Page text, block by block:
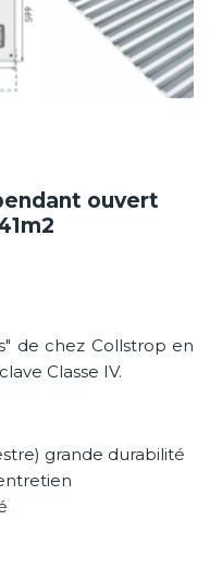
ouvert
de chez Collstrop en
Classe IV.
grande durabilité